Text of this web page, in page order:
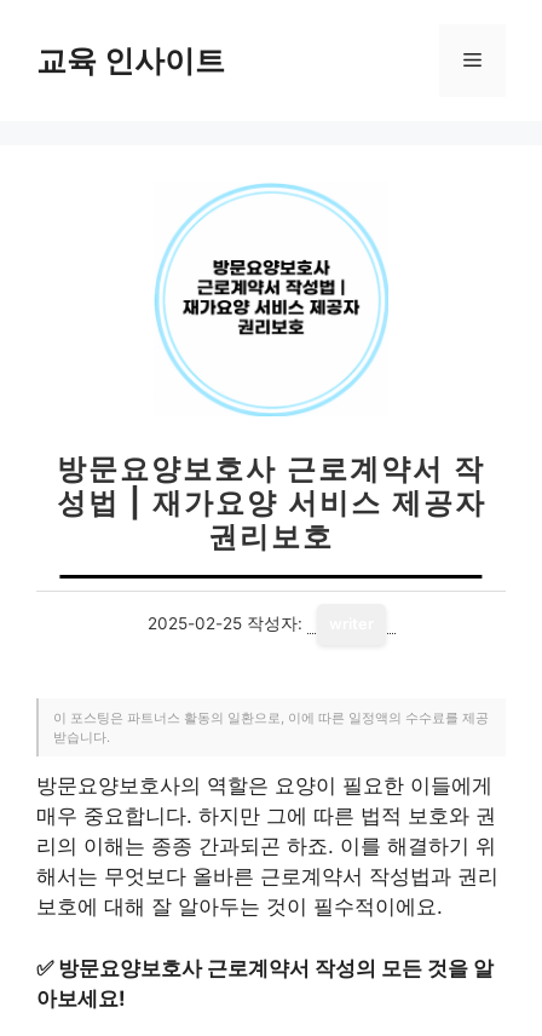
교육 인사이트 메
방문요양보호사 근로계약서 작
성법 | 재가요양 서비스 제공자
권리보호
2025-02-25 작성자:
이 포스팅은 파트너스 활동의 일환으로, 이에 따른 일정액의 수수료를 제공
받습니다.
방문요양보호사의 역할은 요양이 필요한 이들에게
매우 중요합니다. 하지만 그에 따른 법적 보호와 권
리의 이해는 종종 간과되곤 하죠. 이를 해결하기 위
해서는 무엇보다 올바른 근로계약서 작성법과 권리
보호에 대해 잘 알아두는 것이 필수적이에요.
✅ 방문요양보호사 근로계약서 작성의 모든 것을 알
아보세요!